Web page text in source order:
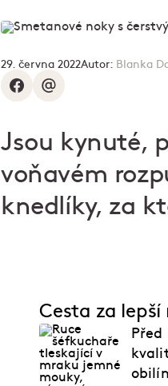
29. června 2022Autor: Blanka
Jsou kynuté,
voňavém
knedlíky, za
Cesta za lepší